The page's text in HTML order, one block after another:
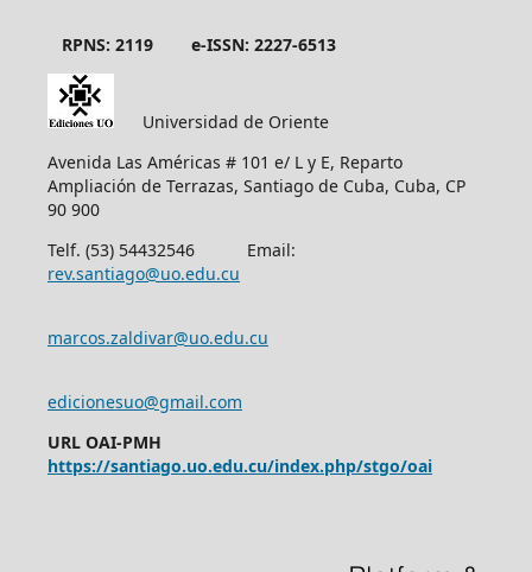
RPNS: 2119 e-ISSN: 2227-6513
Universidad de Oriente
Avenida Las Américas # 101 e/ L y E, Reparto
Ampliación de Terrazas, Santiago de Cuba, Cuba, CP
90 900
Telf. (53) 54432546 Email:
rev.santiago@uo.edu.cu
marcos.zaldivar@uo.edu.cu
edicionesuo@gmail.com
URL OAI-PMH
https://santiago.uo.edu.cu/index.php/stgo/oai